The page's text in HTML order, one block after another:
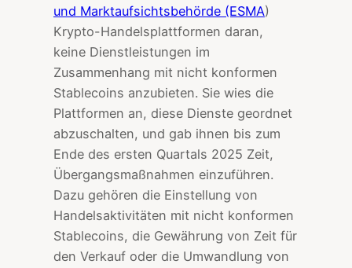
und Marktaufsichtsbehörde (ESMA)
Krypto-Handelsplattformen daran,
keine Dienstleistungen im
Zusammenhang mit nicht konformen
Stablecoins anzubieten. Sie wies die
Plattformen an, diese Dienste geordnet
abzuschalten, und gab ihnen bis zum
Ende des ersten Quartals 2025 Zeit,
Übergangsmaßnahmen einzuführen.
Dazu gehören die Einstellung von
Handelsaktivitäten mit nicht konformen
Stablecoins, die Gewährung von Zeit für
den Verkauf oder die Umwandlung von